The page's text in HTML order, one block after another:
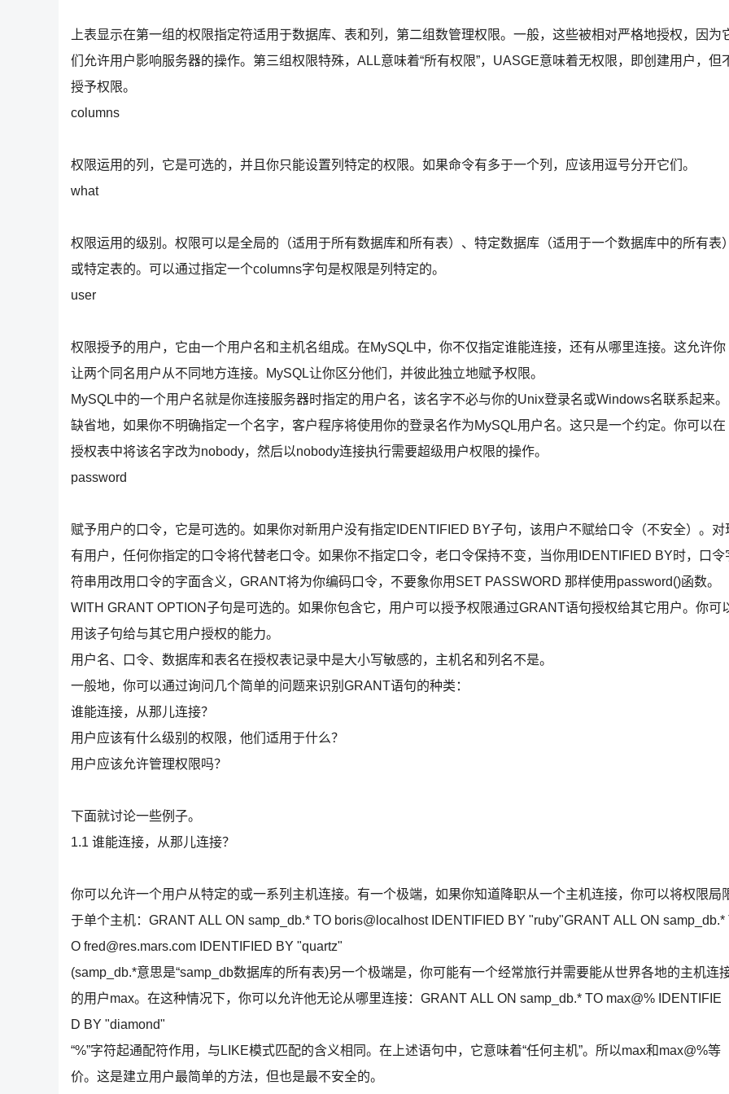
上表显示在第一组的权限指定符适用于数据库、表和列，第二组数管理权限。一般，这些被相对严格地授权，因为
们允许用户影响服务器的操作。第三组权限特殊，ALL意味着“所有权限”，UASGE意味着无权限，即创建用户，但
授予权限。
columns
权限运用的列，它是可选的，并且你只能设置列特定的权限。如果命令有多于一个列，应该用逗号分开它们。
what
权限运用的级别。权限可以是全局的（适用于所有数据库和所有表）、特定数据库（适用于一个数据库中的所有表）
或特定表的。可以通过指定一个columns字句是权限是列特定的。
user
权限授予的用户，它由一个用户名和主机名组成。在MySQL中，你不仅指定谁能连接，还有从哪里连接。这允许你
让两个同名用户从不同地方连接。MySQL让你区分他们，并彼此独立地赋予权限。
MySQL中的一个用户名就是你连接服务器时指定的用户名，该名字不必与你的Unix登录名或Windows名联系起来。
缺省地，如果你不明确指定一个名字，客户程序将使用你的登录名作为MySQL用户名。这只是一个约定。你可以在
授权表中将该名字改为nobody，然后以nobody连接执行需要超级用户权限的操作。
password
赋予用户的口令，它是可选的。如果你对新用户没有指定IDENTIFIED BY子句，该用户不赋给口令（不安全）。对
有用户，任何你指定的口令将代替老口令。如果你不指定口令，老口令保持不变，当你用IDENTIFIED BY时，口令
符串用改用口令的字面含义，GRANT将为你编码口令，不要象你用SET PASSWORD 那样使用password()函数。
WITH GRANT OPTION子句是可选的。如果你包含它，用户可以授予权限通过GRANT语句授权给其它用户。你可
用该子句给与其它用户授权的能力。
用户名、口令、数据库和表名在授权表记录中是大小写敏感的，主机名和列名不是。
一般地，你可以通过询问几个简单的问题来识别GRANT语句的种类：
谁能连接，从那儿连接？
用户应该有什么级别的权限，他们适用于什么？
用户应该允许管理权限吗？
下面就讨论一些例子。
1.1 谁能连接，从那儿连接？
你可以允许一个用户从特定的或一系列主机连接。有一个极端，如果你知道降职从一个主机连接，你可以将权限局
于单个主机：GRANT ALL ON samp_db.* TO boris@localhost IDENTIFIED BY "ruby"GRANT ALL ON samp_db.*
O fred@res.mars.com IDENTIFIED BY "quartz"
(samp_db.*意思是“samp_db数据库的所有表)另一个极端是，你可能有一个经常旅行并需要能从世界各地的主机连
的用户max。在这种情况下，你可以允许他无论从哪里连接：GRANT ALL ON samp_db.* TO max@% IDENTIFIE
D BY "diamond"
“%”字符起通配符作用，与LIKE模式匹配的含义相同。在上述语句中，它意味着“任何主机”。所以max和max@%等
价。这是建立用户最简单的方法，但也是最不安全的。